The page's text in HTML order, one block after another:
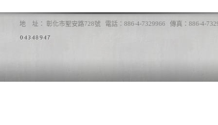
地 址： 彰化市聖安路728號 電話：886-4-7329966 傳真：886-4-